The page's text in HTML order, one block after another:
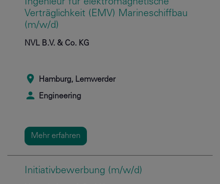
Ingenieur für elektromagnetische
Verträglichkeit (EMV) Marineschiffbau
(m/w/d)
NVL B.V. & Co. KG
Hamburg, Lemwerder
Engineering
Mehr erfahren
Initiativbewerbung (m/w/d)